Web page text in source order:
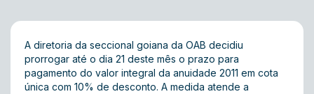
A diretoria da seccional goiana da OAB decidiu
prorrogar até o dia 21 deste mês o prazo para
pagamento do valor integral da anuidade 2011 em cota
única com 10% de desconto. A medida atende a